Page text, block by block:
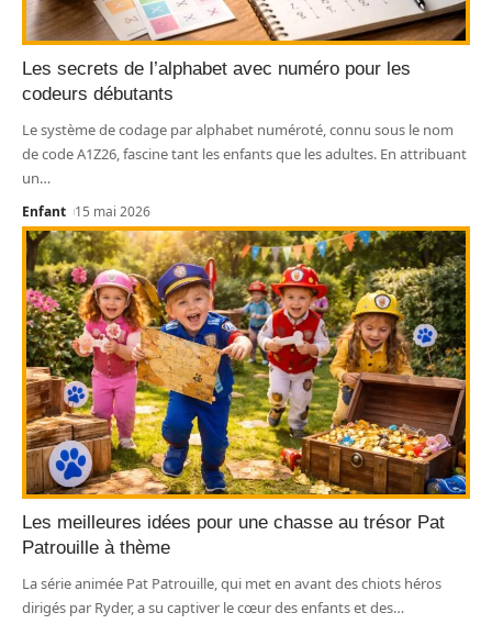
Les secrets de l’alphabet avec numéro pour les
codeurs débutants
Le système de codage par alphabet numéroté, connu sous le nom
de code A1Z26, fascine tant les enfants que les adultes. En attribuant
un…
Enfant 15 mai 2026
Les meilleures idées pour une chasse au trésor Pat
Patrouille à thème
La série animée Pat Patrouille, qui met en avant des chiots héros
dirigés par Ryder, a su captiver le cœur des enfants et des…